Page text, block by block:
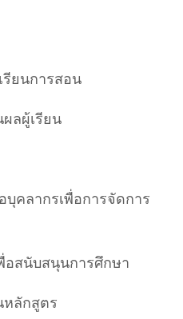
รียนการสอน
ลผู้เรียน
คลากรเพื่อการจัดการ
อสนับสนุนการศึกษา
หลักสูตร